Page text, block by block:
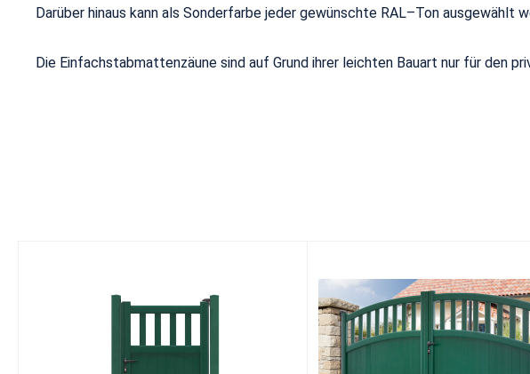
Darüber hinaus kann als Sonderfarbe jeder gewünschte RAL–Ton
Die Einfachstabmattenzäune sind auf Grund ihrer leichten Bauart nur für den